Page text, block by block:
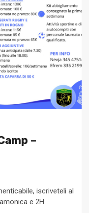
–
iscriveteli al
e 2H